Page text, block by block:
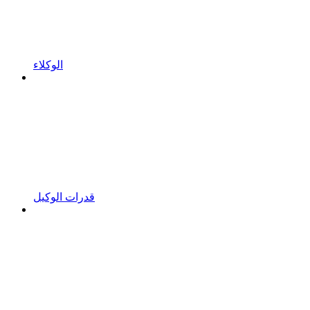
الوكلاء
قدرات الوكيل